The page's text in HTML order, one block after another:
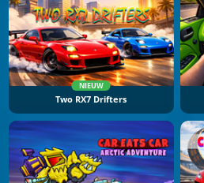
NIEUW
Two RX7 Drifters